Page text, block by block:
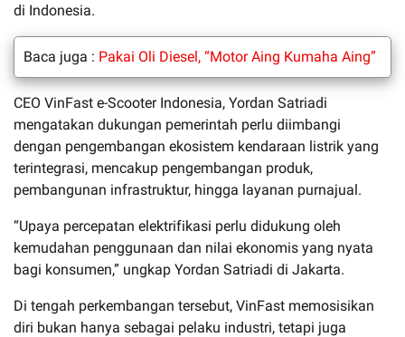
di Indonesia.
Baca juga : Pakai Oli Diesel, “Motor Aing Kumaha Aing”
CEO VinFast e-Scooter Indonesia, Yordan Satriadi
mengatakan dukungan pemerintah perlu diimbangi
dengan pengembangan ekosistem kendaraan listrik yang
terintegrasi, mencakup pengembangan produk,
pembangunan infrastruktur, hingga layanan purnajual.
“Upaya percepatan elektrifikasi perlu didukung oleh
kemudahan penggunaan dan nilai ekonomis yang nyata
bagi konsumen,” ungkap Yordan Satriadi di Jakarta.
Di tengah perkembangan tersebut, VinFast memosisikan
diri bukan hanya sebagai pelaku industri, tetapi juga